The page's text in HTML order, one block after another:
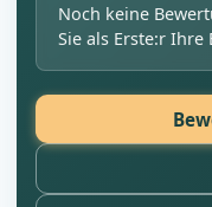
Noch keine
Sie als Erste:r Ihre